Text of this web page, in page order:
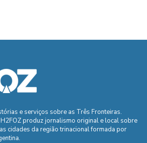
e serviços sobre as Três Fronteiras.
produz jornalismo original e local sobre
cidades da região trinacional formada por